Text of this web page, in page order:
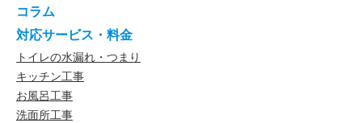
コラム
対応サービス・料金
トイレの水漏れ・つまり
キッチン工事
お風呂工事
洗面所工事